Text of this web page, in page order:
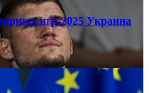
игр-2025 Украина